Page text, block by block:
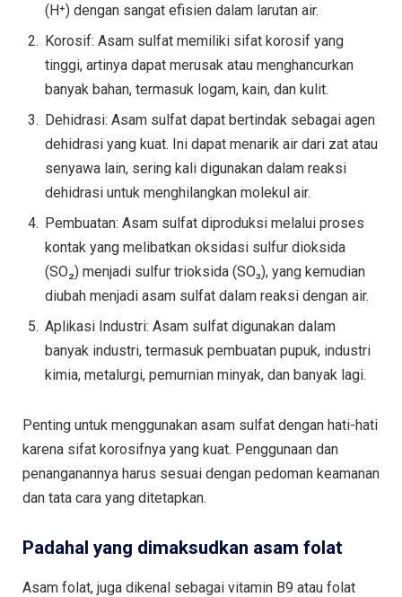
(H⁺) dengan sangat efisien dalam larutan air.
Korosif: Asam sulfat memiliki sifat korosif yang
tinggi, artinya dapat merusak atau menghancurkan
banyak bahan, termasuk logam, kain, dan kulit.
Dehidrasi: Asam sulfat dapat bertindak sebagai agen
dehidrasi yang kuat. Ini dapat menarik air dari zat atau
senyawa lain, sering kali digunakan dalam reaksi
dehidrasi untuk menghilangkan molekul air.
Pembuatan: Asam sulfat diproduksi melalui proses
kontak yang melibatkan oksidasi sulfur dioksida
(SO₂) menjadi sulfur trioksida (SO₃), yang kemudian
diubah menjadi asam sulfat dalam reaksi dengan air.
Aplikasi Industri: Asam sulfat digunakan dalam
banyak industri, termasuk pembuatan pupuk, industri
kimia, metalurgi, pemurnian minyak, dan banyak lagi.
Penting untuk menggunakan asam sulfat dengan hati-hati
karena sifat korosifnya yang kuat. Penggunaan dan
penanganannya harus sesuai dengan pedoman keamanan
dan tata cara yang ditetapkan.
Padahal yang dimaksudkan asam folat
Asam folat, juga dikenal sebagai vitamin B9 atau folat